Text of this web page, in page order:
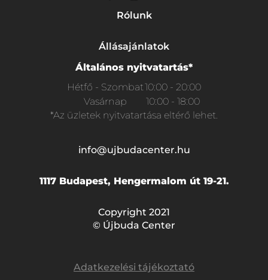
Rólunk
Állásajánlatok
Általános nyitvatartás*
Hétfő - Szombat10:00 - 20:00
Vasárnap
10:00 - 18:00
*Az üzletek nyitvatartása eltérő lehet.
info@ujbudacenter.hu
1117 Budapest, Hengermalom út 19-21.
Copyright 2021
© Újbuda Center
Adatkezelési tájékoztató